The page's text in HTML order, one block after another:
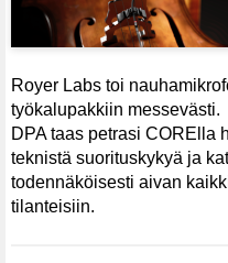
Royer Labs toi
työkalupakkiin messevästi.
DPA taas petrasi CORElla
teknistä suorituskykyä ja
todennäköisesti aivan
tilanteisiin.